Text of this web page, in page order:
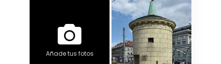
Añade tus fotos